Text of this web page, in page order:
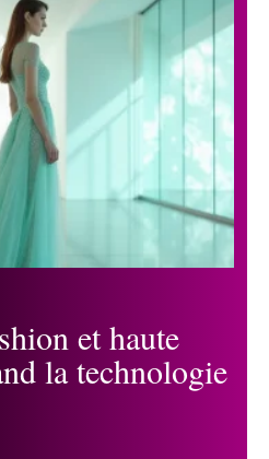
et haute
la technologie